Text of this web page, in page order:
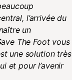
l’arrivée du
un
The Foot vous
une solution très
et pour l’avenir